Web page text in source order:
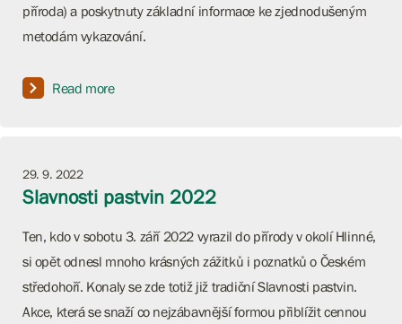
příroda) a poskytnuty základní informace ke zjednodušeným
metodám vykazování.
Read more
29. 9. 2022
Slavnosti pastvin 2022
Ten, kdo v sobotu 3. září 2022 vyrazil do přírody v okolí Hlinné,
si opět odnesl mnoho krásných zážitků i poznatků o Českém
středohoří. Konaly se zde totiž již tradiční Slavnosti pastvin.
Akce, která se snaží co nejzábavnější formou přiblížit cennou